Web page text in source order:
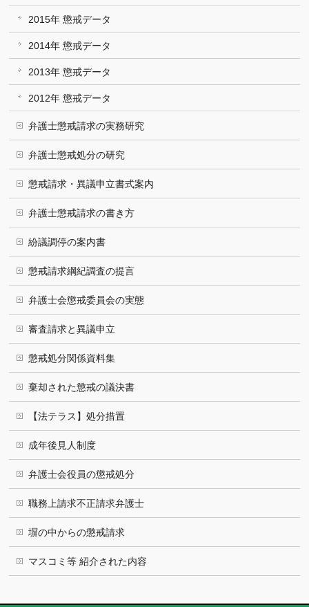
2015年 懲戒データ
2014年 懲戒データ
2013年 懲戒データ
2012年 懲戒データ
弁護士懲戒請求の実務研究
弁護士懲戒処分の研究
懲戒請求・異議申立書式案内
弁護士懲戒請求の書き方
紛議調停の案内書
懲戒請求綱紀調査の提言
弁護士会懲戒委員会の実態
審査請求と異議申立
懲戒処分関係資料集
棄却された懲戒の議決書
【法テラス】処分措置
成年後見人制度
弁護士会役員の懲戒処分
職務上請求不正請求弁護士
塀の中からの懲戒請求
マスコミ等 紹介された内容